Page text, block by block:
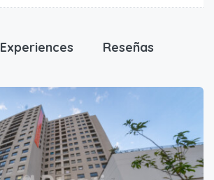
Experiences Reseñas